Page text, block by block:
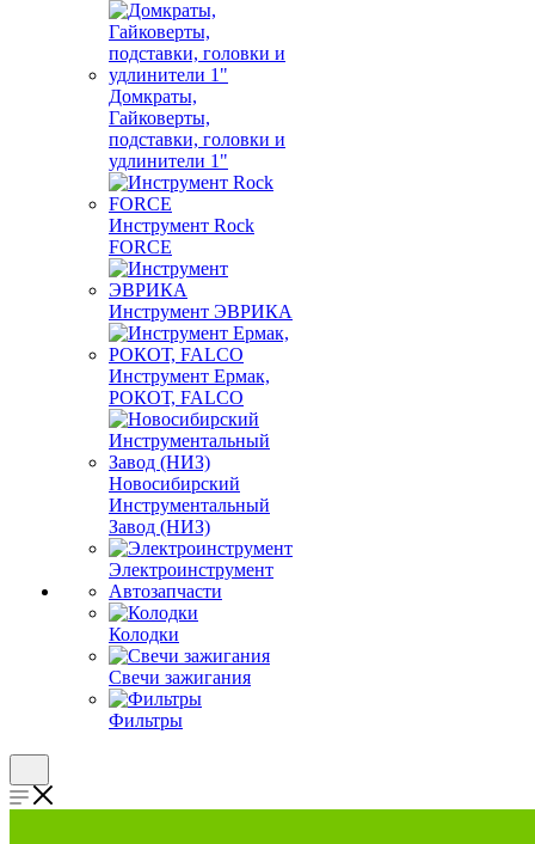
Домкраты,
Гайковерты,
подставки, головки и
удлинители 1"
Инструмент Rock
FORCE
Инструмент ЭВРИКА
Инструмент Ермак,
РОКОТ, FALCO
Новосибирский
Инструментальный
Завод (НИЗ)
Электроинструмент
Автозапчасти
Колодки
Свечи зажигания
Фильтры